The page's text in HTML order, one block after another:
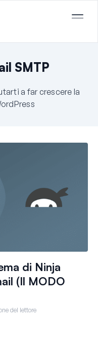
SMTP
a far crescere la
di Ninja
(Il MODO
del lettore